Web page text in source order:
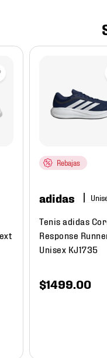
Rebajas
adidas
Tenis adidas
Response
Unisex KJ1735
$1499 00